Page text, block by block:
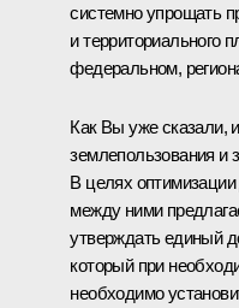
системно упрощать
и территориального
федеральном,
Как Вы уже сказали,
землепользования и
В целях
между ними
утверждать единый
который при
необходимо